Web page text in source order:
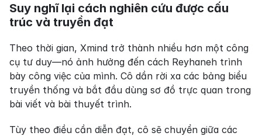
Suy nghĩ lại cách nghiên cứu được cấu
trúc và truyền đạt
Theo thời gian, Xmind trở thành nhiều hơn một công
cụ tư duy—nó ảnh hưởng đến cách Reyhaneh trình
bày công việc của mình. Cô dần rời xa các bảng biểu
truyền thống và bắt đầu dùng sơ đồ trực quan trong
bài viết và bài thuyết trình.
Tùy theo điều cần diễn đạt, cô sẽ chuyển giữa các